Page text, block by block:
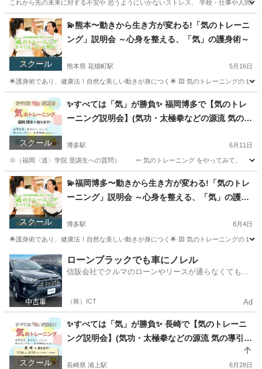
これから先の未来に対する不安や 思うようにいかないストレス、 学校・仕事や人間
大分 大分市 大分駅 気功 場所
スクール
💫熊本〜動きから生き方が変わる!「気のトレーニ
ング」説明会 ～心身を整える、「気」の護身術～
熊本県 花畑町駅 5月16日
🌟護身術であり、健康法！自然な美しい動きが身につく🌟 🟨 気のトレーニン
熊本 熊本市 花畑町駅 気功 護身術
スクール
✨すべては「気」が勝負✨ 福岡博多で【気のトレ
ーニング説明会】(気功・太極拳などの源流 気の導
博多駅 6月11日
💠（福岡〈道〉学院 受講生への質問） ー 気のトレーニング をやってみて、 ど
福岡 福岡市 博多駅 気功 導引術
スクール
💫福岡博多〜動きから生き方が変わる!「気のトレ
ーニング」説明会 ～心身を整える、「気」の護身
博多駅 8月4日
🌟護身術であり、健康法！自然な美しい動きが身につく🌟 🟨 気のトレーニン
福岡 福岡市 博多駅 気功 護身術
ローンブラックでも車にノレル
信販会社でクルマのローンやリースが通らなくてもク
（株）ICT Ad
スクール
✨すべては「気」が勝負✨ 長崎で【気のトレーニ
ング説明会】(気功・太極拳などの源流 気の導引術
長崎県 浦上駅 6月28日